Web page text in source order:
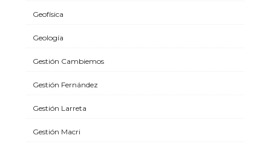
Geofísica
Geología
Gestión Cambiemos
Gestión Fernández
Gestión Larreta
Gestión Macri